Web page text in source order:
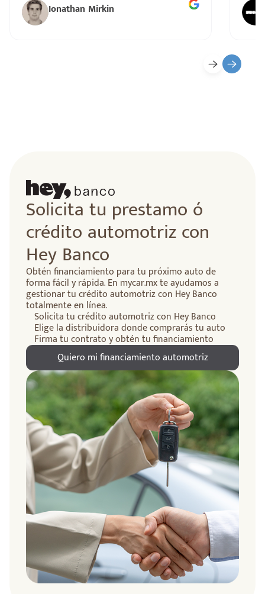
Ionathan Mirkin
Solicita tu prestamo ó
crédito automotriz con
Hey Banco
Obtén financiamiento para tu próximo auto de
forma fácil y rápida. En mycar.mx te ayudamos a
gestionar tu crédito automotriz con Hey Banco
totalmente en línea.
Solicita tu crédito automotriz con Hey Banco
Elige la distribuidora donde comprarás tu auto
Firma tu contrato y obtén tu financiamiento
Quiero mi financiamiento automotriz